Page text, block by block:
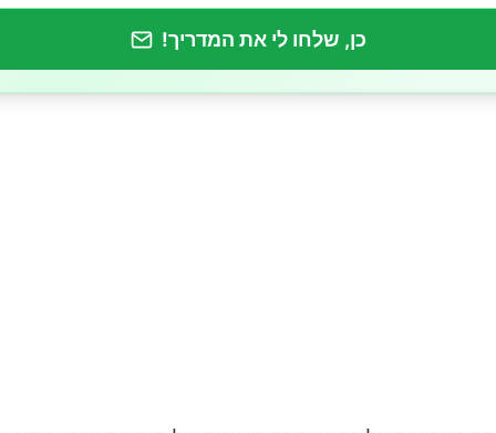
כן, שלחו לי את המדריך!